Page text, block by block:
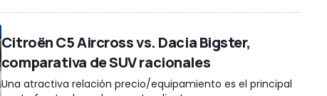
Citroën C5 Aircross vs. Dacia Bigster,
comparativa de SUV racionales
Una atractiva relación precio/equipamiento es el principal